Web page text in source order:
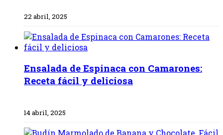
22 abril, 2025
Ensalada de Espinaca con Camarones:
Receta fácil y deliciosa
14 abril, 2025